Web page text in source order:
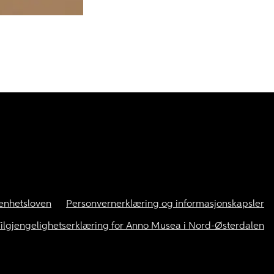
Personvernerklæring og informasjonskapsler
for Anno Musea i Nord-Østerdalen